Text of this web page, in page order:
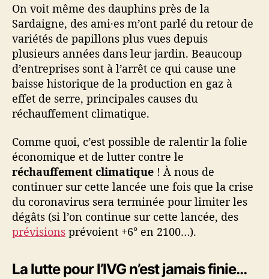
On voit même des dauphins près de la
Sardaigne, des ami·es m’ont parlé du retour de
variétés de papillons plus vues depuis
plusieurs années dans leur jardin. Beaucoup
d’entreprises sont à l’arrêt ce qui cause une
baisse historique de la production en gaz à
effet de serre, principales causes du
réchauffement climatique.
Comme quoi, c’est possible de ralentir la folie
économique et de lutter contre le
réchauffement climatique ! À nous de
continuer sur cette lancée une fois que la crise
du coronavirus sera terminée pour limiter les
dégâts (si l’on continue sur cette lancée, des
prévisions prévoient +6° en 2100…).
La lutte pour l’IVG n’est jamais finie…